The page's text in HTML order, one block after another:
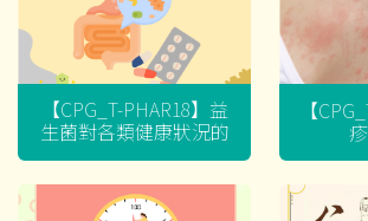
【CPG_T-PHAR18】益
生菌對各類健康狀況的
迷思
【